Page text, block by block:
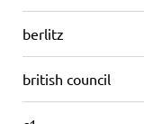
berlitz
british council